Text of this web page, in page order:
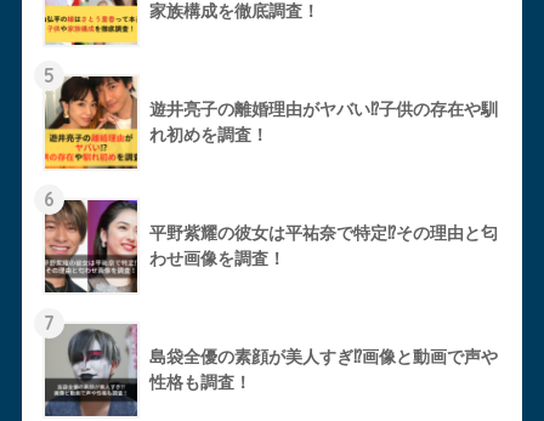
家族構成を徹底調査！
5
遊井亮子の離婚理由がヤバい⁉︎子供の存在や馴
れ初めを調査！
6
平野紫耀の彼女は平祐奈で特定⁉︎その理由と匂
わせ画像を調査！
7
島袋全優の素顔が美人すぎ⁉︎画像と動画で声や
性格も調査！